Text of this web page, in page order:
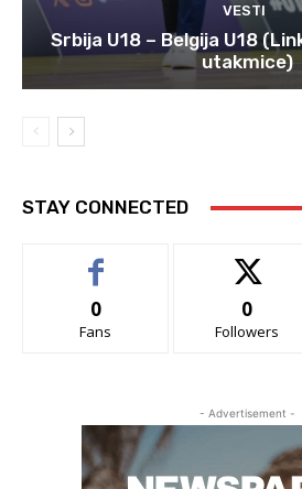
VESTI
Srbija U18 – Belgija U18
utakmice)
STAY CONNECTED
0
Fans
0
Followers
- Advertisement -